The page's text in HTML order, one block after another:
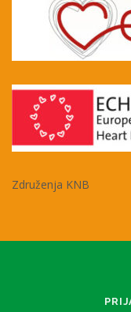
Združenja KNB